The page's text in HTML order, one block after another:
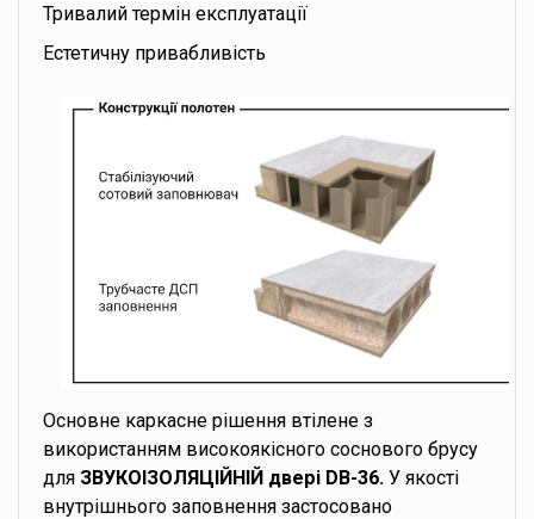
Тривалий термін експлуатації
Естетичну привабливість
Основне каркасне рішення втілене з
використанням високоякісного соснового брусу
для ЗВУКОІЗОЛЯЦІЙНІЙ двері DB-36. У якості
внутрішнього заповнення застосовано